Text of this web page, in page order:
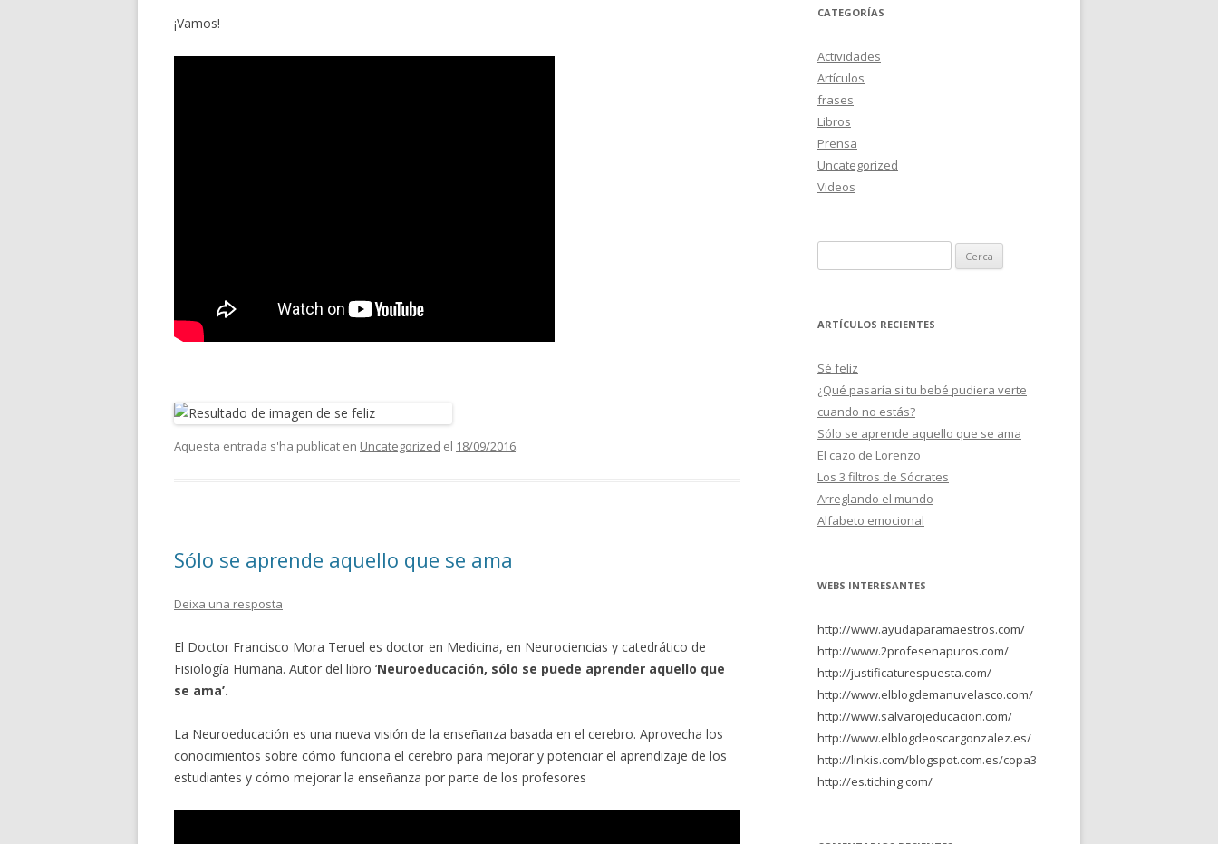
¡Vamos!
Aquesta entrada s'ha publicat en Uncategorized el 18/09/2016.
Sólo se aprende aquello que se ama
Deixa una resposta
El Doctor Francisco Mora Teruel es doctor en Medicina, en Neurociencias y catedrático de
Fisiología Humana. Autor del libro ‘Neuroeducación, sólo se puede aprender aquello que
se ama’.
La Neuroeducación es una nueva visión de la enseñanza basada en el cerebro. Aprovecha los
conocimientos sobre cómo funciona el cerebro para mejorar y potenciar el aprendizaje de los
estudiantes y cómo mejorar la enseñanza por parte de los profesores
CATEGORÍAS
Actividades
Artículos
frases
Libros
Prensa
Uncategorized
Videos
ARTÍCULOS RECIENTES
Sé feliz
¿Qué pasaría si tu bebé pudiera verte
cuando no estás?
Sólo se aprende aquello que se ama
El cazo de Lorenzo
Los 3 filtros de Sócrates
Arreglando el mundo
Alfabeto emocional
WEBS INTERESANTES
http://www.ayudaparamaestros.com/
http://www.2profesenapuros.com/
http://justificaturespuesta.com/
http://www.elblogdemanuvelasco.com/
http://www.salvarojeducacion.com/
http://www.elblogdeoscargonzalez.es/
http://linkis.com/blogspot.com.es/copa3
http://es.tiching.com/